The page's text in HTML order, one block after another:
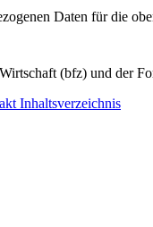
Daten für die
(bfz) und der
Inhaltsverzeichnis